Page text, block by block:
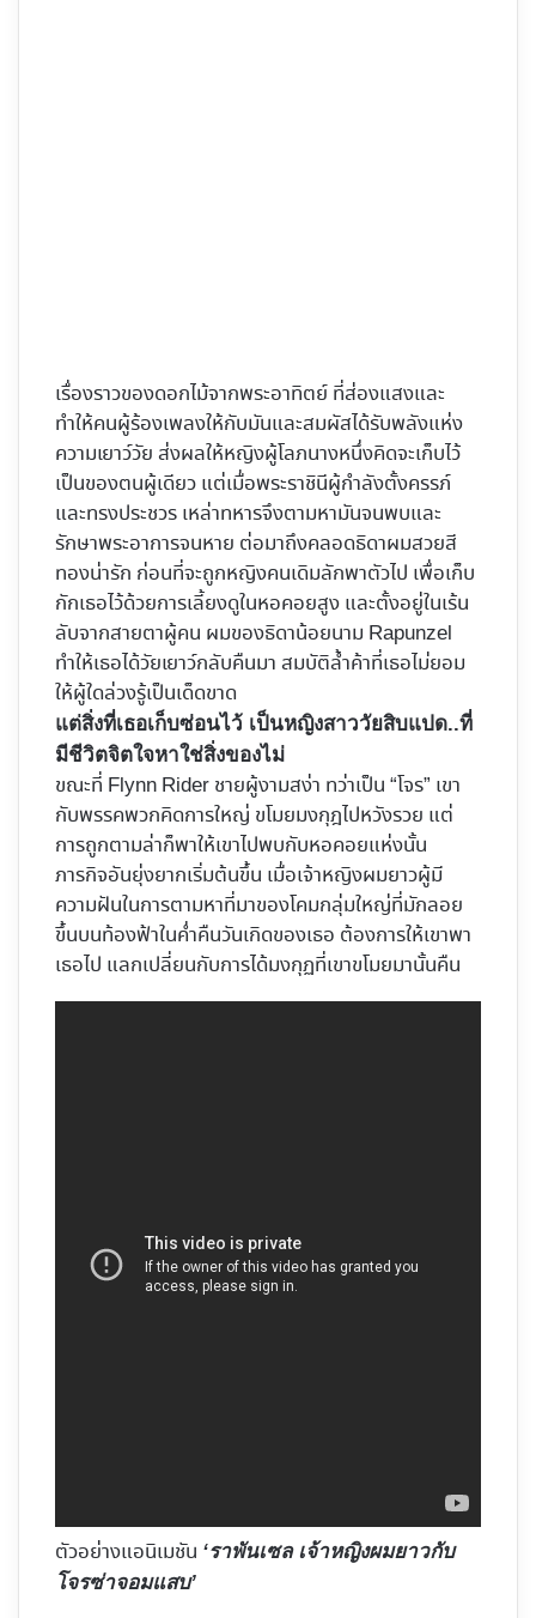
เรื่องราวของดอกไม้จากพระอาทิตย์ ที่ส่องแสงและ
ทำให้คนผู้ร้องเพลงให้กับมันและสมผัสได้รับพลังแห่ง
ความเยาว์วัย ส่งผลให้หญิงผู้โลภนางหนึ่งคิดจะเก็บไว้
เป็นของตนผู้เดียว แต่เมื่อพระราชินีผู้กำลังตั้งครรภ์
และทรงประชวร เหล่าทหารจึงตามหามันจนพบและ
รักษาพระอาการจนหาย ต่อมาถึงคลอดธิดาผมสวยสี
ทองน่ารัก ก่อนที่จะถูกหญิงคนเดิมลักพาตัวไป เพื่อเก็บ
กักเธอไว้ด้วยการเลี้ยงดูในหอคอยสูง และตั้งอยู่ในเร้น
ลับจากสายตาผู้คน ผมของธิดาน้อยนาม Rapunzel
ทำให้เธอได้วัยเยาว์กลับคืนมา สมบัติล้ำค้าที่เธอไม่ยอม
ให้ผู้ใดล่วงรู้เป็นเด็ดขาด
แต่สิ่งที่เธอเก็บซ่อนไว้ เป็นหญิงสาววัยสิบแปด..ที่
มีชีวิตจิตใจหาใช่สิ่งของไม่
ขณะที่ Flynn Rider ชายผู้งามสง่า ทว่าเป็น “โจร” เขา
กับพรรคพวกคิดการใหญ่ ขโมยมงกุฎไปหวังรวย แต่
การถูกตามล่าก็พาให้เขาไปพบกับหอคอยแห่งนั้น
ภารกิจอันยุ่งยากเริ่มต้นขึ้น เมื่อเจ้าหญิงผมยาวผู้มี
ความฝันในการตามหาที่มาของโคมกลุ่มใหญ่ที่มักลอย
ขึ้นบนท้องฟ้าในค่ำคืนวันเกิดของเธอ ต้องการให้เขาพา
เธอไป แลกเปลี่ยนกับการได้มงกุฏที่เขาขโมยมานั้นคืน
ตัวอย่างแอนิเมชัน ‘ราพันเซล เจ้าหญิงผมยาวกับ
โจรซ่าจอมแสบ’